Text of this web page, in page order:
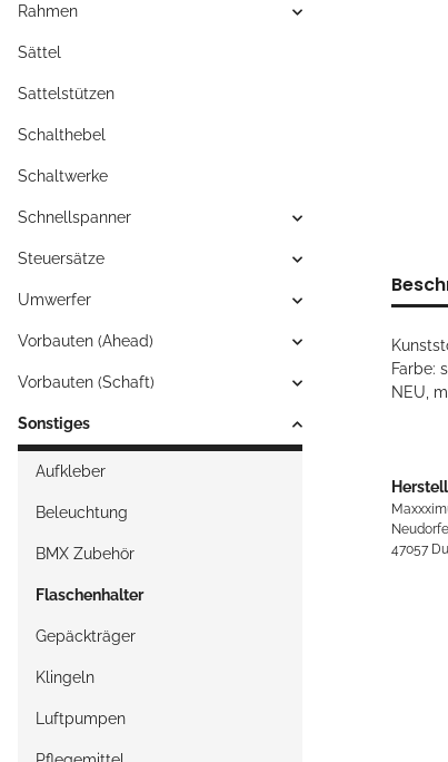
Farbe:
NEU,
47057
Rahmen
Sättel
Sattelstützen
Schalthebel
Schaltwerke
Schnellspanner
Steuersätze
Umwerfer
Vorbauten (Ahead)
Vorbauten (Schaft)
Sonstiges
Aufkleber
Beleuchtung
BMX Zubehör
Flaschenhalter
Gepäckträger
Klingeln
Luftpumpen